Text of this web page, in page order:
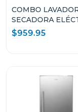
COMBO
SECADORA
11KG CARGA
$959.95